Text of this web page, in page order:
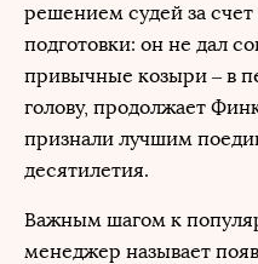
решением судей за
подготовки: он не дал
привычные козыри – в
голову, продолжает
признали лучшим
десятилетия.
Важным шагом к
менеджер называет